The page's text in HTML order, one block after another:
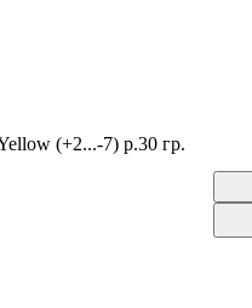
(+2...-7) р.30 гр.